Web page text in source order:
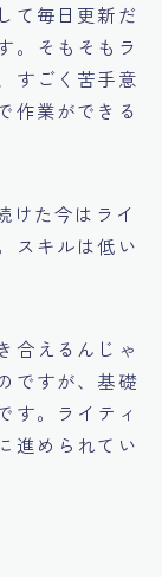
て毎日更新だ
。そもそもラ
すごく苦手意
作業ができる
けた今はライ
スキルは低い
合えるんじゃ
ですが、基礎
す。ライティ
進められてい